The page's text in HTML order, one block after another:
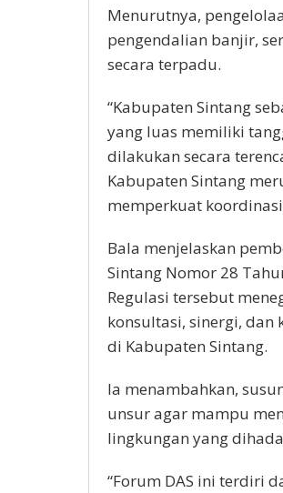
Menurutnya,
pengendalian banjir,
secara terpadu.
“Kabupaten Sintang
yang luas memiliki
dilakukan secara
Kabupaten Sintang
memperkuat
Bala menjelaskan
Sintang Nomor 28
Regulasi tersebut
konsultasi, sinergi,
di Kabupaten Sintang.
Ia menambahkan,
unsur agar mampu
lingkungan yang
“Forum DAS ini terdiri